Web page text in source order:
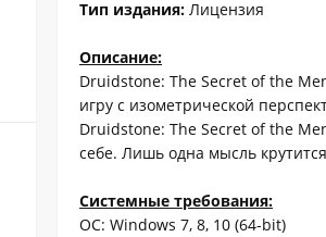
Тип издания: Лицензия
Описание:
Druidstone: The Secret of the
игру с изометрической
Druidstone: The Secret of the
себе. Лишь одна мысль
Системные требования:
ОС: Windows 7, 8, 10 (64-bit)